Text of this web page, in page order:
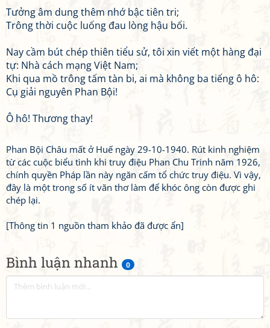
Bình luận nhanh 0
Tưởng âm dung thêm nhớ bậc tiên tri;
Trông thời cuộc luống đau lòng hậu bối.
Nay cầm bút chép thiên tiểu sử, tôi xin viết một hàng đại
tự: Nhà cách mạng Việt Nam;
Khi qua mồ trông tấm tàn bi, ai mà không ba tiếng ô hô:
Cụ giải nguyên Phan Bội!
Ô hô! Thương thay!
Phan Bội Châu mất ở Huế ngày 29-10-1940. Rút kinh nghiệm
từ các cuộc biểu tình khi truy điệu Phan Chu Trinh năm 1926,
chính quyền Pháp lần này ngăn cấm tổ chức truy điệu. Vì vậy,
đây là một trong số ít văn thơ làm để khóc ông còn được ghi
chép lại.
[Thông tin 1 nguồn tham khảo đã được ẩn]